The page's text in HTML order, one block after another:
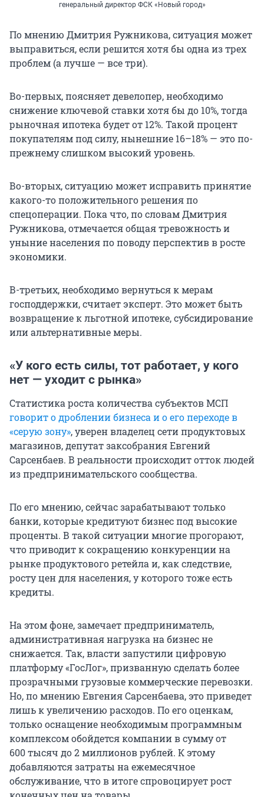
генеральный директор ФСК «Новый город»
По мнению Дмитрия Ружникова, ситуация может
выправиться, если решится хотя бы одна из трех
проблем (а лучше — все три).
Во-первых, поясняет девелопер, необходимо
снижение ключевой ставки хотя бы до 10%, тогда
рыночная ипотека будет от 12%. Такой процент
покупателям под силу, нынешние 16–18% — это по-
прежнему слишком высокий уровень.
Во-вторых, ситуацию может исправить принятие
какого-то положительного решения по
спецоперации. Пока что, по словам Дмитрия
Ружникова, отмечается общая тревожность и
уныние населения по поводу перспектив в росте
экономики.
В-третьих, необходимо вернуться к мерам
господдержки, считает эксперт. Это может быть
возвращение к льготной ипотеке, субсидирование
или альтернативные меры.
«У кого есть силы, тот работает, у кого
нет — уходит с рынка»
Статистика роста количества субъектов МСП
говорит о дроблении бизнеса и о его переходе в
«серую зону», уверен владелец сети продуктовых
магазинов, депутат заксобрания Евгений
Сарсенбаев. В реальности происходит отток людей
из предпринимательского сообщества.
По его мнению, сейчас зарабатывают только
банки, которые кредитуют бизнес под высокие
проценты. В такой ситуации многие прогорают,
что приводит к сокращению конкуренции на
рынке продуктового ретейла и, как следствие,
росту цен для населения, у которого тоже есть
кредиты.
На этом фоне, замечает предприниматель,
административная нагрузка на бизнес не
снижается. Так, власти запустили цифровую
платформу «ГосЛог», призванную сделать более
прозрачными грузовые коммерческие перевозки.
Но, по мнению Евгения Сарсенбаева, это приведет
лишь к увеличению расходов. По его оценкам,
только оснащение необходимым программным
комплексом обойдется компании в сумму от
600 тысяч до 2 миллионов рублей. К этому
добавляются затраты на ежемесячное
обслуживание, что в итоге спровоцирует рост